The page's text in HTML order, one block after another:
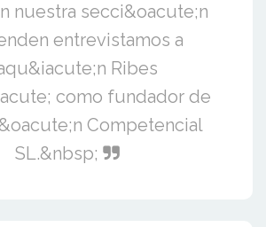
nuestra secci&oacute;n
entrevistamos a
Ribes
como fundador de
Competencial
SL.&nbsp;